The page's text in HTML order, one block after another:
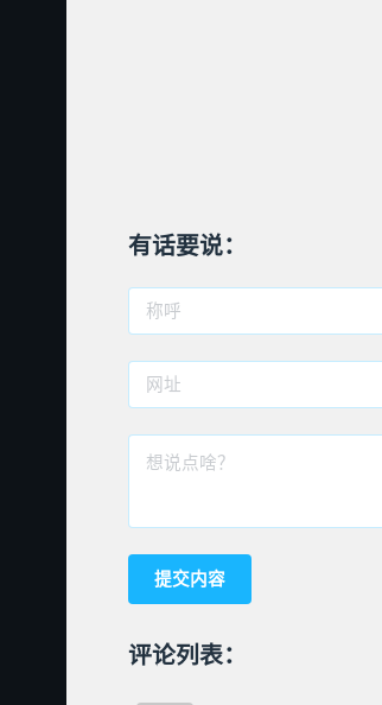
有话要说：
评论列表：